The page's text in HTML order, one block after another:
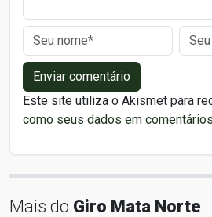
Enviar comentário
Este site utiliza o Akismet para
como seus dados em
Mais do Giro Mata Norte